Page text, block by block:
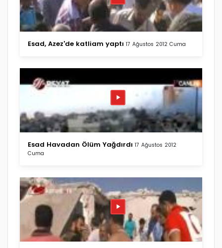
Esad, Azez'de katliam yaptı 17 Ağustos 2012 Cuma
Esad Havadan Ölüm Yağdırdı 17 Ağustos 2012
Cuma